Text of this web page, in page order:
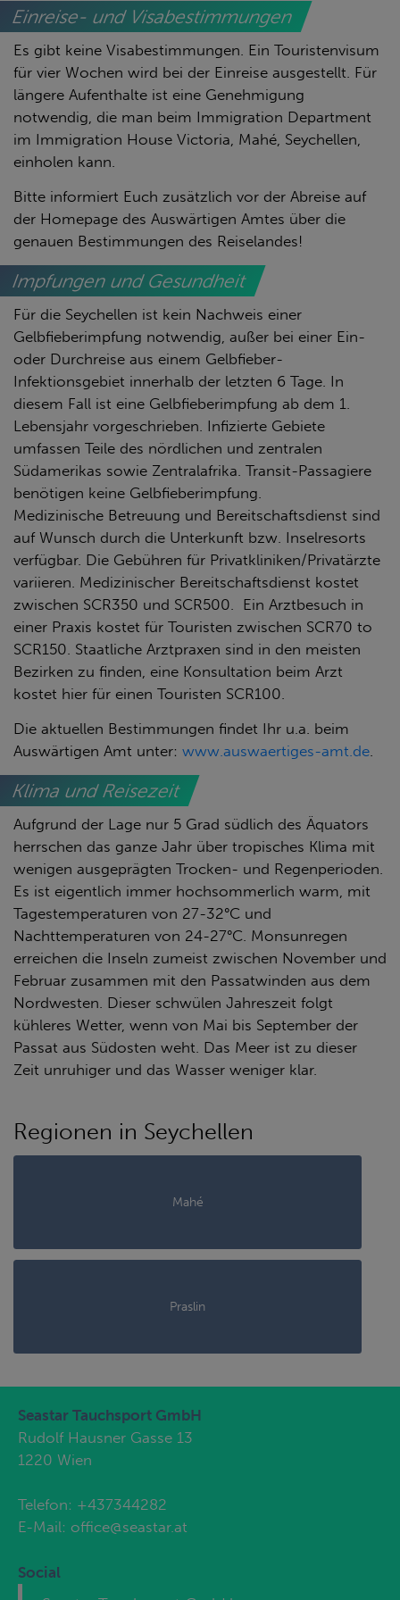
Einreise- und Visabestimmungen
Es gibt keine Visabestimmungen. Ein Touristenvisum
für vier Wochen wird bei der Einreise ausgestellt. Für
längere Aufenthalte ist eine Genehmigung
notwendig, die man beim Immigration Department
im Immigration House Victoria, Mahé, Seychellen,
einholen kann.
Bitte informiert Euch zusätzlich vor der Abreise auf
der Homepage des Auswärtigen Amtes über die
genauen Bestimmungen des Reiselandes!
Impfungen und Gesundheit
Für die Seychellen ist kein Nachweis einer
Gelbfieberimpfung notwendig, außer bei einer Ein-
oder Durchreise aus einem Gelbfieber-
Infektionsgebiet innerhalb der letzten 6 Tage. In
diesem Fall ist eine Gelbfieberimpfung ab dem 1.
Lebensjahr vorgeschrieben. Infizierte Gebiete
umfassen Teile des nördlichen und zentralen
Südamerikas sowie Zentralafrika. Transit-Passagiere
benötigen keine Gelbfieberimpfung.
Medizinische Betreuung und Bereitschaftsdienst sind
auf Wunsch durch die Unterkunft bzw. Inselresorts
verfügbar. Die Gebühren für Privatkliniken/Privatärzte
variieren. Medizinischer Bereitschaftsdienst kostet
zwischen SCR350 und SCR500. Ein Arztbesuch in
einer Praxis kostet für Touristen zwischen SCR70 to
SCR150. Staatliche Arztpraxen sind in den meisten
Bezirken zu finden, eine Konsultation beim Arzt
kostet hier für einen Touristen SCR100.
Die aktuellen Bestimmungen findet Ihr u.a. beim
Auswärtigen Amt unter: www.auswaertiges-amt.de.
Klima und Reisezeit
Aufgrund der Lage nur 5 Grad südlich des Äquators
herrschen das ganze Jahr über tropisches Klima mit
wenigen ausgeprägten Trocken- und Regenperioden.
Es ist eigentlich immer hochsommerlich warm, mit
Tagestemperaturen von 27-32°C und
Nachttemperaturen von 24-27°C. Monsunregen
erreichen die Inseln zumeist zwischen November und
Februar zusammen mit den Passatwinden aus dem
Nordwesten. Dieser schwülen Jahreszeit folgt
kühleres Wetter, wenn von Mai bis September der
Passat aus Südosten weht. Das Meer ist zu dieser
Zeit unruhiger und das Wasser weniger klar.
Regionen in Seychellen
Mahé
Praslin
Seastar Tauchsport GmbH
Rudolf Hausner Gasse 13
1220 Wien
Telefon: +437344282
E-Mail: office@seastar.at
Social